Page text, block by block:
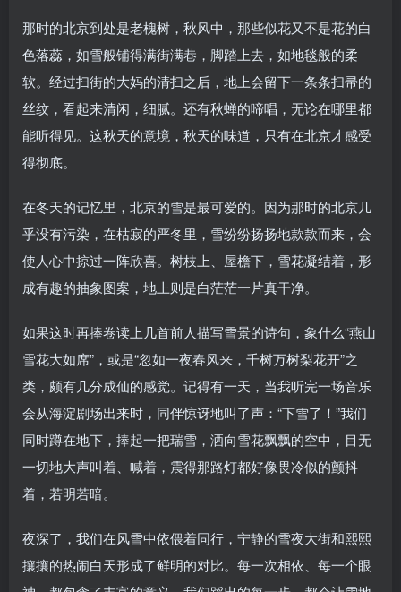
那时的北京到处是老槐树，秋风中，那些似花又不是花的白
色落蕊，如雪般铺得满街满巷，脚踏上去，如地毯般的柔
软。经过扫街的大妈的清扫之后，地上会留下一条条扫帚的
丝纹，看起来清闲，细腻。还有秋蝉的啼唱，无论在哪里都
能听得见。这秋天的意境，秋天的味道，只有在北京才感受
得彻底。
在冬天的记忆里，北京的雪是最可爱的。因为那时的北京几
乎没有污染，在枯寂的严冬里，雪纷纷扬扬地款款而来，会
使人心中掠过一阵欣喜。树枝上、屋檐下，雪花凝结着，形
成有趣的抽象图案，地上则是白茫茫一片真干净。
如果这时再捧卷读上几首前人描写雪景的诗句，象什么“燕山
雪花大如席”，或是“忽如一夜春风来，千树万树梨花开”之
类，颇有几分成仙的感觉。记得有一天，当我听完一场音乐
会从海淀剧场出来时，同伴惊讶地叫了声：“下雪了！”我们
同时蹲在地下，捧起一把瑞雪，洒向雪花飘飘的空中，目无
一切地大声叫着、喊着，震得那路灯都好像畏冷似的颤抖
着，若明若暗。
夜深了，我们在风雪中依偎着同行，宁静的雪夜大街和熙熙
攘攘的热闹白天形成了鲜明的对比。每一次相依、每一个眼